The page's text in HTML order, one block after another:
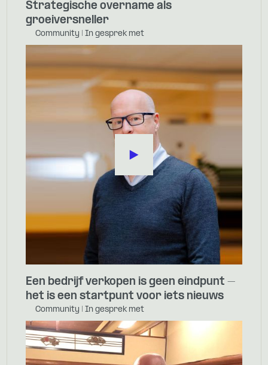
Strategische overname als
groeiversneller
Community | In gesprek met
Een bedrijf verkopen is geen eindpunt –
het is een startpunt voor iets nieuws
Community | In gesprek met